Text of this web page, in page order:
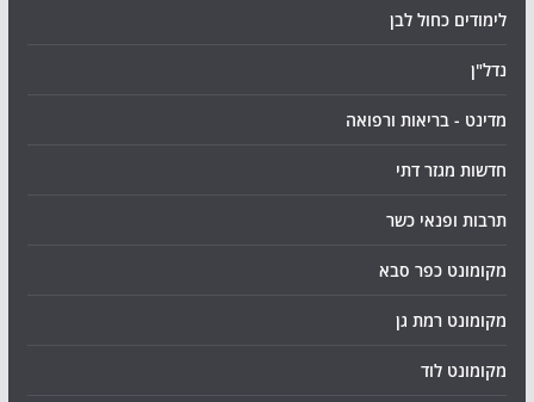
לימודים כחול לבן
נדל"ן
מדינט - בריאות ורפואה
חדשות מגזר דתי
תרבות ופנאי כשר
מקומונט כפר סבא
מקומונט רמת גן
מקומונט לוד